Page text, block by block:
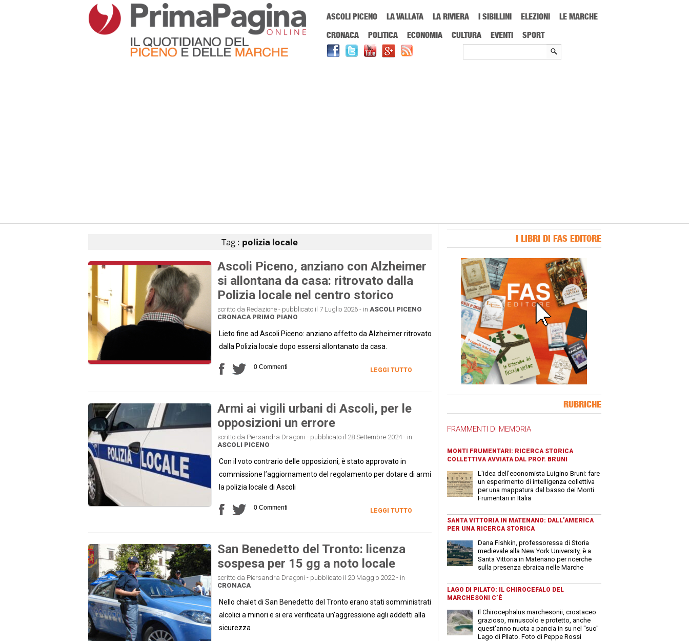
ASCOLI PICENO LA VALLATA LA RIVIERA I SIBILLINI ELEZIONI
LE MARCHE
CRONACA
POLITICA ECONOMIA CULTURA EVENTI SPORT
Tag : polizia locale
Ascoli Piceno, anziano con Alzheimer
si allontana da casa: ritrovato dalla
Polizia locale nel centro storico
scritto da Redazione - pubblicato il 7 Luglio 2026 - in ASCOLI PICENO
CRONACA PRIMO PIANO
Lieto fine ad Ascoli Piceno: anziano affetto da Alzheimer ritrovato
dalla Polizia locale dopo essersi allontanato da casa.
0 Commenti LEGGI TUTTO
Armi ai vigili urbani di Ascoli, per le
opposizioni un errore
scritto da Piersandra Dragoni - pubblicato il 28 Settembre 2024 - in
ASCOLI PICENO
Con il voto contrario delle opposizioni, è stato approvato in
commissione l’aggiornamento del regolamento per dotare di armi
la polizia locale di Ascoli
0 Commenti LEGGI TUTTO
San Benedetto del Tronto: licenza
sospesa per 15 gg a noto locale
scritto da Piersandra Dragoni - pubblicato il 20 Maggio 2022 - in
CRONACA
Nello chalet di San Benedetto del Tronto erano stati somministrati
alcolici a minori e si era verificata un'aggressione agli addetti alla
sicurezza
I LIBRI DI FAS EDITORE
RUBRICHE
FRAMMENTI DI MEMORIA
MONTI FRUMENTARI: RICERCA STORICA
COLLETTIVA AVVIATA DAL PROF. BRUNI
L'idea dell'economista Luigino Bruni: fare
un esperimento di intelligenza collettiva
per una mappatura dal basso dei Monti
Frumentari in Italia
SANTA VITTORIA IN MATENANO: DALL’AMERICA
PER UNA RICERCA STORICA
Dana Fishkin, professoressa di Storia
medievale alla New York University, è a
Santa Vittoria in Matenano per ricerche
sulla presenza ebraica nelle Marche
LAGO DI PILATO: IL CHIROCEFALO DEL
MARCHESONI C’È
Il Chirocephalus marchesonii, crostaceo
grazioso, minuscolo e protetto, anche
quest'anno nuota a pancia in su nel "suo"
Lago di Pilato. Foto di Peppe Rossi